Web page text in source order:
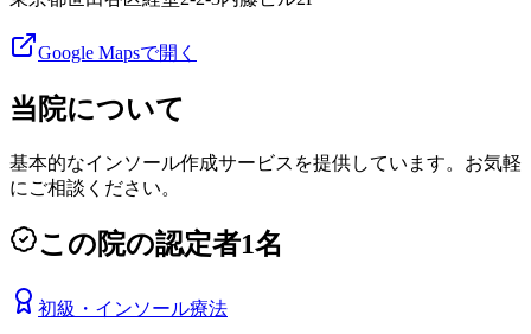
Google Mapsで開く
当院について
基本的なインソール作成サービスを提供しています。お気軽
にご相談ください。
この院の認定者1名
初級 ・ インソール療法